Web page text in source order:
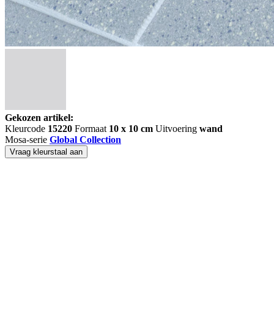
Gekozen artikel:
Kleurcode 15220 Formaat 10 x 10 cm Uitvoering wand
Mosa-serie Global Collection
Vraag kleurstaal aan